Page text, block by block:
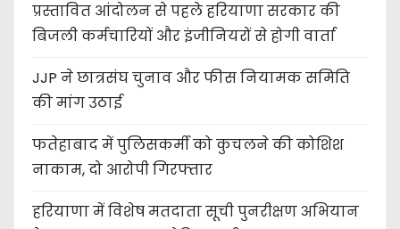
प्रस्तावित आंदोलन से पहले हरियाणा सरकार की
बिजली कर्मचारियों और इंजीनियरों से होगी वार्ता
JJP ने छात्रसंघ चुनाव और फीस नियामक समिति
की मांग उठाई
फतेहाबाद में पुलिसकर्मी को कुचलने की कोशिश
नाकाम, दो आरोपी गिरफ्तार
हरियाणा में विशेष मतदाता सूची पुनरीक्षण अभियान